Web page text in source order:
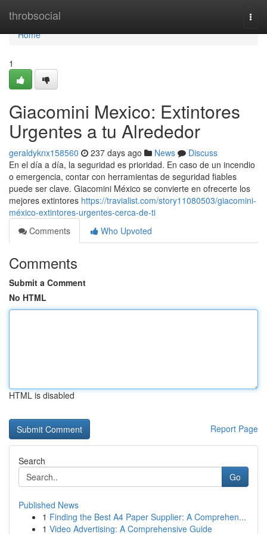
throbsocial
Home
Home
1
Giacomini Mexico: Extintores
Urgentes a tu Alrededor
geraldyknx158560 237 days ago News
Discuss
En el día a día, la seguridad es prioridad. En caso de un incendio
o emergencia, contar con herramientas de seguridad fiables
puede ser clave. Giacomini México se convierte en ofrecerte los
mejores extintores https://travialist.com/story11080503/giacomini-
méxico-extintores-urgentes-cerca-de-ti
Comments
Who Upvoted
Comments
Submit a Comment
No HTML
HTML is disabled
Report Page
Search
Go
Published News
1 Finding the Best A4 Paper Supplier: A Comprehen...
1 Video Advertising: A Comprehensive Guide